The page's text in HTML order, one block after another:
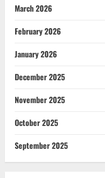
March 2026
February 2026
January 2026
December 2025
November 2025
October 2025
September 2025